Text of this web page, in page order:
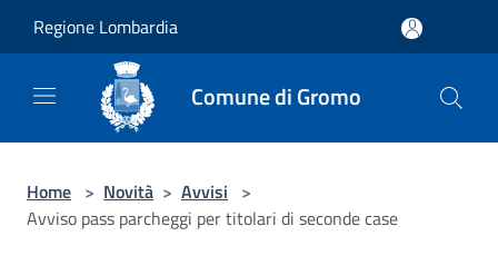
Regione Lombardia
Comune di Gromo
Home > Novità > Avvisi >
Avviso pass parcheggi per titolari di seconde case